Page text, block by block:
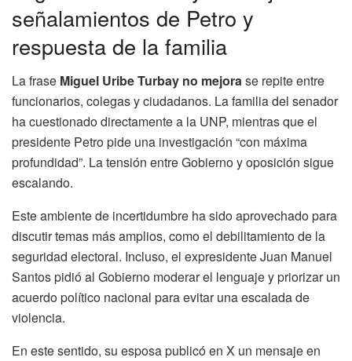
señalamientos de Petro y
respuesta de la familia
La frase Miguel Uribe Turbay no mejorase repite entre
funcionarios, colegas y ciudadanos. La familia del senador
ha cuestionado directamente a la UNP, mientras que el
presidente Petro pide una investigación “con máxima
profundidad”. La tensión entre Gobierno y oposición sigue
escalando.
Este ambiente de incertidumbre ha sido aprovechado para
discutir temas más amplios, como el debilitamiento de la
seguridad electoral. Incluso, el expresidente Juan Manuel
Santos pidió al Gobierno moderar el lenguaje y priorizar un
acuerdo político nacional para evitar una escalada de
violencia.
En este sentido, su esposa publicó en X un mensaje en